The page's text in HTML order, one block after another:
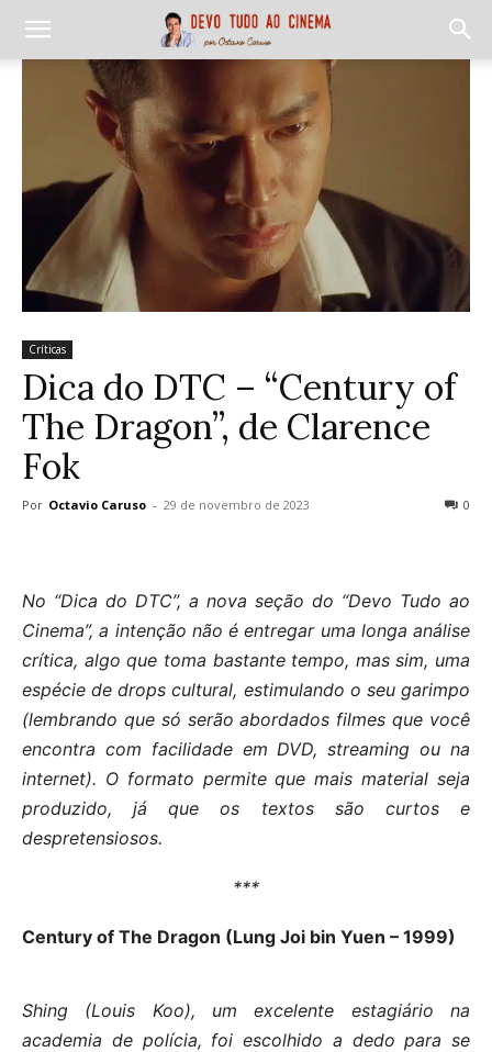
Críticas
Dica do DTC – “Century of
The Dragon”, de Clarence
Fok
Por Octavio Caruso - 29 de novembro de 2023 0
No “Dica do DTC”, a nova seção do “Devo Tudo ao
Cinema”, a intenção não é entregar uma longa análise
crítica, algo que toma bastante tempo, mas sim, uma
espécie de drops cultural, estimulando o seu garimpo
(lembrando que só serão abordados filmes que você
encontra com facilidade em DVD, streaming ou na
internet). O formato permite que mais material seja
produzido, já que os textos são curtos e
despretensiosos.
***
Century of The Dragon (Lung Joi bin Yuen – 1999)
Shing (Louis Koo), um excelente estagiário na
academia de polícia, foi escolhido a dedo para se